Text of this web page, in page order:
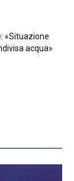
«Situazione
acqua»